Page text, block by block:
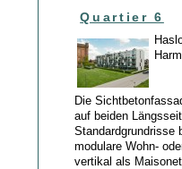
Quartier 6
Die
auf beiden
Standardgrundrisse
modulare Wohn-
vertikal als